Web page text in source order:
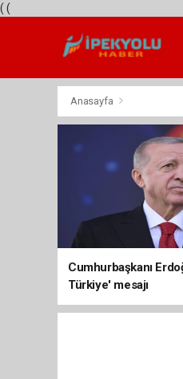
( (
Anasayfa
Cumhurbaşkanı
Türkiye' mesajı